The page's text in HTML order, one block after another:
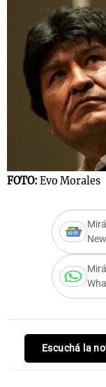
FOTO: Evo Morales
Escuchá la